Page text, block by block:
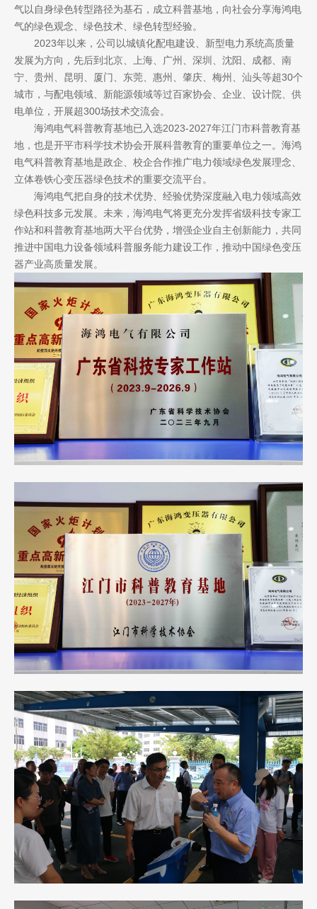
气以自身绿色转型路径为基石，成立科普基地，向社会分享海鸿电
气的绿色观念、绿色技术、绿色转型经验。
2023年以来，公司以城镇化配电建设、新型电力系统高质量
发展为方向，先后到北京、上海、广州、深圳、沈阳、成都、南
宁、贵州、昆明、厦门、东莞、惠州、肇庆、梅州、汕头等超30个
城市，与配电领域、新能源领域等过百家协会、企业、设计院、供
电单位，开展超300场技术交流会。
海鸿电气科普教育基地已入选2023-2027年江门市科普教育基
地，也是开平市科学技术协会开展科普教育的重要单位之一。海鸿
电气科普教育基地是政企、校企合作推广电力领域绿色发展理念、
立体卷铁心变压器绿色技术的重要交流平台。
海鸿电气把自身的技术优势、经验优势深度融入电力领域高效
绿色科技多元发展。未来，海鸿电气将更充分发挥省级科技专家工
作站和科普教育基地两大平台优势，增强企业自主创新能力，共同
推进中国电力设备领域科普服务能力建设工作，推动中国绿色变压
器产业高质量发展。